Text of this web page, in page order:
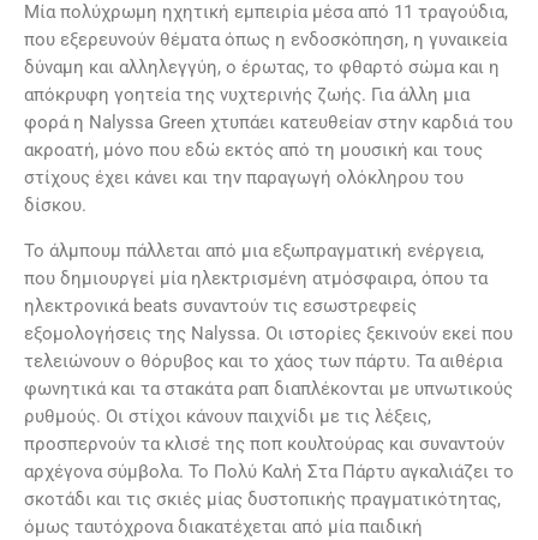
Μία πολύχρωμη ηχητική εμπειρία μέσα από 11 τραγούδια,
που εξερευνούν θέματα όπως η ενδοσκόπηση, η γυναικεία
δύναμη και αλληλεγγύη, ο έρωτας, το φθαρτό σώμα και η
απόκρυφη γοητεία της νυχτερινής ζωής. Για άλλη μια
φορά η Nalyssa Green χτυπάει κατευθείαν στην καρδιά του
ακροατή, μόνο που εδώ εκτός από τη μουσική και τους
στίχους έχει κάνει και την παραγωγή ολόκληρου του
δίσκου.
Το άλμπουμ πάλλεται από μια εξωπραγματική ενέργεια,
που δημιουργεί μία ηλεκτρισμένη ατμόσφαιρα, όπου τα
ηλεκτρονικά beats συναντούν τις εσωστρεφείς
εξομολογήσεις της Nalyssa. Οι ιστορίες ξεκινούν εκεί που
τελειώνουν ο θόρυβος και το χάος των πάρτυ. Τα αιθέρια
φωνητικά και τα στακάτα ραπ διαπλέκονται με υπνωτικούς
ρυθμούς. Οι στίχοι κάνουν παιχνίδι με τις λέξεις,
προσπερνούν τα κλισέ της ποπ κουλτούρας και συναντούν
αρχέγονα σύμβολα. Το Πολύ Καλή Στα Πάρτυ αγκαλιάζει το
σκοτάδι και τις σκιές μίας δυστοπικής πραγματικότητας,
όμως ταυτόχρονα διακατέχεται από μία παιδική